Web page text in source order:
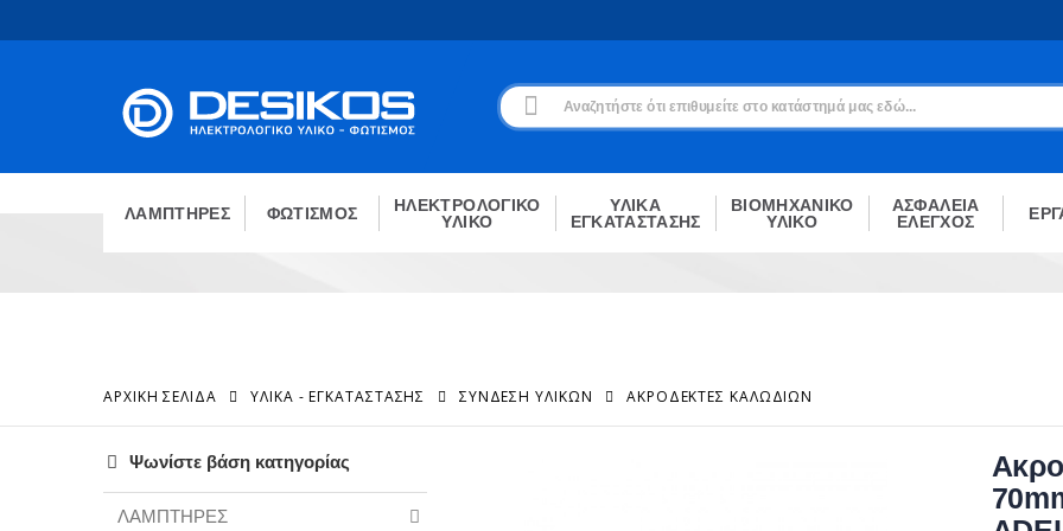
Εγγραφή
Δεν είσαι μέλος;
ΕΓΓΡΑΦΉ
ΛΑΜΠΤΗΡΕΣ ΦΩΤΙΣΜΟΣ
ΗΛΕΚΤΡΟΛΟΓΙΚΟ
ΥΛΙΚΟ
ΥΛΙΚΑ
ΕΓΚΑΤΑΣΤΑΣΗΣ
ΒΙΟΜΗΧΑΝΙΚΟ
ΥΛΙΚΟ
ΑΣΦΑΛΕΙΑ
ΕΛΕΓΧΟΣ
ΑΡΧΙΚΉ ΣΕΛΊΔΑ ΥΛΙΚΑ - ΕΓΚΑΤΑΣΤΑΣΗΣ ΣΎΝΔΕΣΗ ΥΛΙΚΏΝ ΑΚΡΟΔΈΚΤΕΣ ΚΑΛΩΔΊΩΝ
Ψωνίστε βάση κατηγορίας
ΛΑΜΠΤΗΡΕΣ